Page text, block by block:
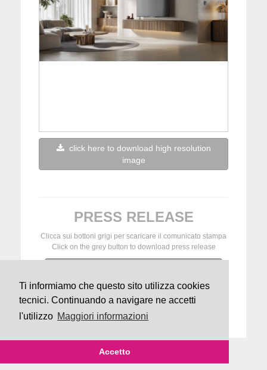
Ti informiamo che questo sito utilizza cookies
tecnici. Continuando a navigare ne accetti
l'utilizzo Maggiori informazioni
Accetto
click here to download high resolution
image
PRESS RELEASE
Clicca sui bottoni grigi per scaricare il comunicato stampa
Click on the grey button to download press release
final_1749635183.docx
Grafica:Marina Bonanni